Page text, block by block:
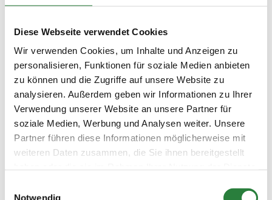
Diese Webseite verwendet Cookies
Wir verwenden Cookies, um Inhalte und Anzeigen zu
personalisieren, Funktionen für soziale Medien anbieten
zu können und die Zugriffe auf unsere Website zu
analysieren. Außerdem geben wir Informationen zu Ihrer
Verwendung unserer Website an unsere Partner für
soziale Medien, Werbung und Analysen weiter. Unsere
Partner führen diese Informationen möglicherweise mit
weiteren Daten zusammen, die Sie ihnen bereitgestellt
Notwendig
Prüfungsplatz 40x65m Sand, , Vorb. 20x50m Halle
NAVI-Adresse des Turnierplatzes: Böhmenstr. 10,
Vorläufige Zeitenteilung:
Sa. vorm.: 9,10,12; nachm.: 2,4,6,7
So. vorm.: 5,11; nachm.: 1,3,8
Ergebnisse: